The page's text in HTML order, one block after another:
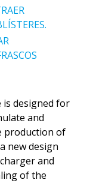
is designed for
and
production of
new design
and
of the